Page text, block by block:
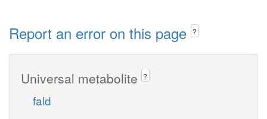
Report an error on this page ?
Universal metabolite ?
fald